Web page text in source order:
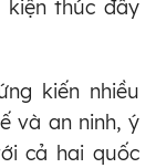
thúc đẩy
kiến nhiều
và an ninh, ý
cả hai quốc